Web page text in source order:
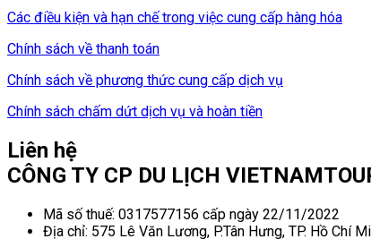
Các điều kiện và hạn chế trong việc cung cấp hàng hóa
Chính sách về thanh toán
Chính sách về phương thức cung cấp dịch vụ
Chính sách chấm dứt dịch vụ và hoàn tiền
Liên hệ
CÔNG TY CP DU LỊCH
Mã số thuế: 0317577156 cấp ngày 22/11/2022
Địa chỉ: 575 Lê Văn Lương, P.Tân Hưng, TP. Hồ Chí